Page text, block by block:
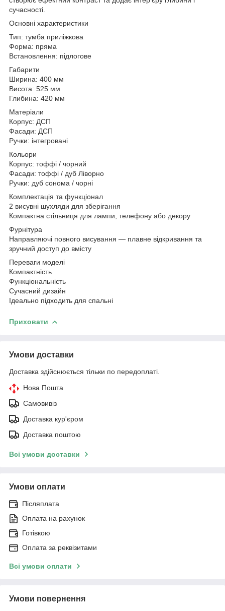
сучасності.
Основні характеристики
Тип: тумба приліжкова
Форма: пряма
Встановлення: підлогове
Габарити
Ширина: 400 мм
Висота: 525 мм
Глибина: 420 мм
Матеріали
Корпус: ДСП
Фасади: ДСП
Ручки: інтегровані
Кольори
Корпус: тоффі / чорний
Фасади: тоффі / дуб Ліворно
Ручки: дуб сонома / чорні
Комплектація та функціонал
2 висувні шухляди для зберігання
Компактна стільниця для лампи, телефону або декору
Фурнітура
Направляючі повного висування — плавне відкривання та
зручний доступ до вмісту
Переваги моделі
Компактність
Функціональність
Сучасний дизайн
Ідеально підходить для спальні
Приховати
Умови доставки
Доставка здійснюється тільки по передоплаті.
Нова Пошта
Самовивіз
Доставка кур'єром
Доставка поштою
Всі умови доставки
Умови оплати
Післяплата
Оплата на рахунок
Готівкою
Оплата за реквізитами
Всі умови оплати
Умови повернення